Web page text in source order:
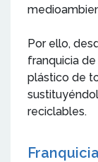
Por ello,
franquicia
plástico de
reciclables.